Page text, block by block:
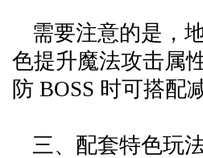
需要注意的是，
色提升魔法攻击属
防 BOSS 时可搭配
三、配套特色玩